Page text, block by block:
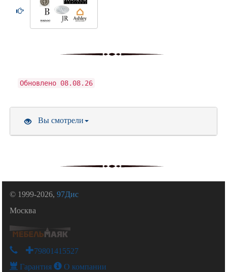
Обновлено 08.08.26
Вы смотрели
© 1999-2026,97Дис
Москва
+79801415527
Гарантия О компании